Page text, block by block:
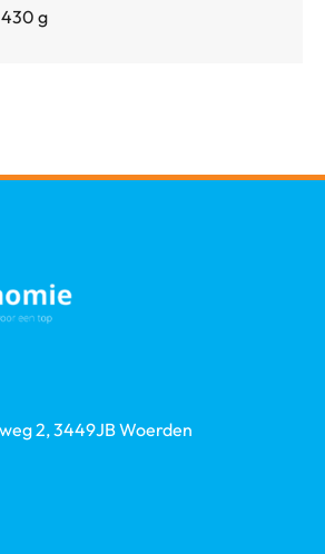
g
2, 3449JB Woerden